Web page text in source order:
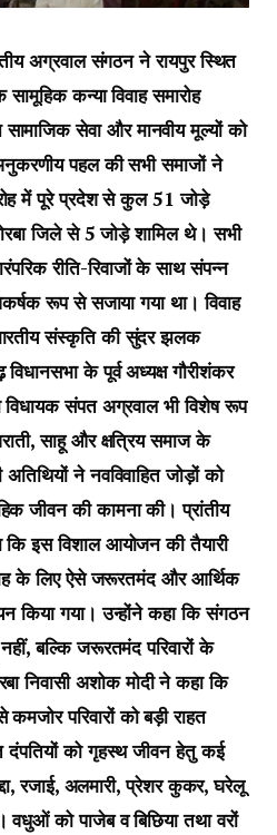
अग्रवाल संगठन ने रायपुर स्थित
कन्या विवाह समारोह
सेवा और मानवीय मूल्यों को
पहल की सभी समाजों ने
में पूरे प्रदेश से कुल 51 जोड़े
जिले से 5 जोड़े शामिल थे। सभी
रीति-रिवाजों के साथ संपन्न
रूप से सजाया गया था। विवाह
संस्कृति की सुंदर झलक
के पूर्व अध्यक्ष गौरीशंकर
संपत अग्रवाल भी विशेष रूप
साहू और क्षत्रिय समाज के
ने नवविवाहित जोड़ों को
जीवन की कामना की। प्रांतीय
इस विशाल आयोजन की तैयारी
के लिए ऐसे जरूरतमंद और आर्थिक
किया गया। उन्होंने कहा कि संगठन
बल्कि जरूरतमंद परिवारों के
निवासी अशोक मोदी ने कहा कि
परिवारों को बड़ी राहत
दंपतियों को गृहस्थ जीवन हेतु कई
रजाई, अलमारी, प्रेशर कुकर, घरेलू
वधुओं को पाजेब व बिछिया तथा वरों